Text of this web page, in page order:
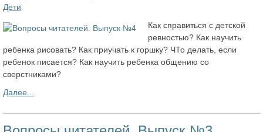
Дети
Как справиться с детской
ревностью? Как научить
ребенка рисовать? Как приучать к горшку? ЧТо делать, если
ребенок писается? Как научить ребенка общению со
сверстниками?
Далее...